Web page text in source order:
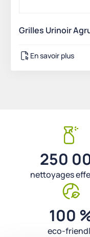
Grilles Urinoir
En savoir plus
250
nettoyages
100
eco-